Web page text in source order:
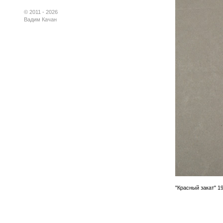
© 2011 - 2026
Вадим Качан
"Красный закат"